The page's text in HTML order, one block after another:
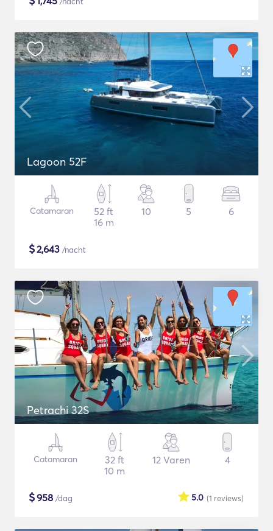
Lagoon 52F
Catamaran
52 ft
16 m
10 5 6
$2,643 /nacht
Petrachi 32S
Catamaran
32 ft
10 m
12 Varen 4
$958 /dag (1 reviews)
5.0